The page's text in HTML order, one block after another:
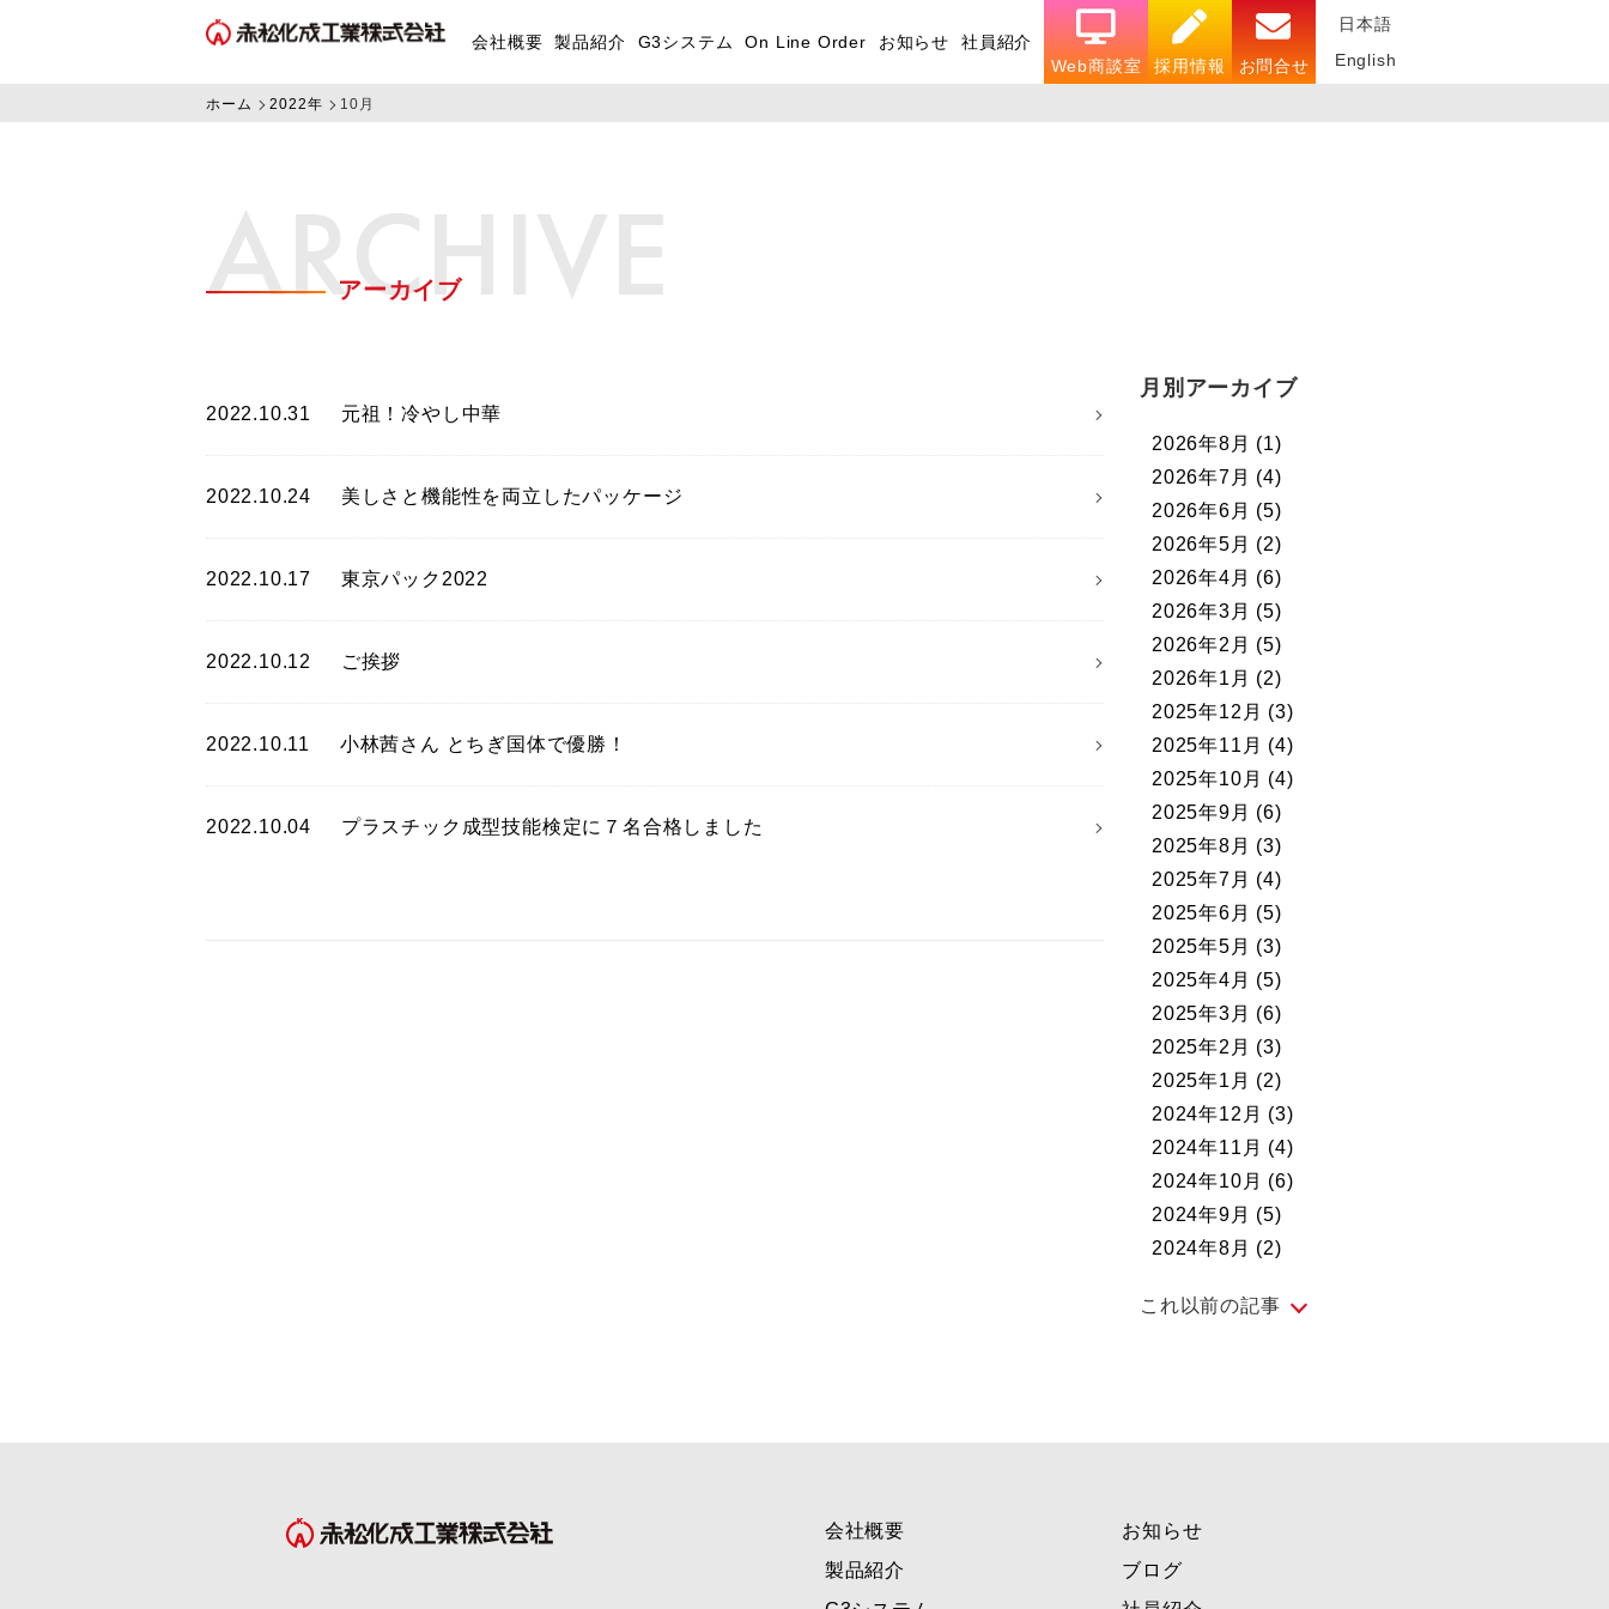
会社概要 製品紹介 G3システム On Line Order お知らせ
社員紹介
Web商談室
採用情報 お問合せ
日本語
English
ホーム 2022年 10月
ARCHIVE
アーカイブ
2022.10.31 元祖！冷やし中華
2022.10.24 美しさと機能性を両立したパッケージ
2022.10.17 東京パック2022
2022.10.12 ご挨拶
2022.10.11 小林茜さん とちぎ国体で優勝！
2022.10.04 プラスチック成型技能検定に７名合格しました
月別アーカイブ
2026年8月 (1)
2026年7月 (4)
2026年6月 (5)
2026年5月 (2)
2026年4月 (6)
2026年3月 (5)
2026年2月 (5)
2026年1月 (2)
2025年12月 (3)
2025年11月 (4)
2025年10月 (4)
2025年9月 (6)
2025年8月 (3)
2025年7月 (4)
2025年6月 (5)
2025年5月 (3)
2025年4月 (5)
2025年3月 (6)
2025年2月 (3)
2025年1月 (2)
2024年12月 (3)
2024年11月 (4)
2024年10月 (6)
2024年9月 (5)
2024年8月 (2)
これ以前の記事
2024年2月
2024年1月
2023年12月
会社概要
製品紹介
お知らせ
ブログ